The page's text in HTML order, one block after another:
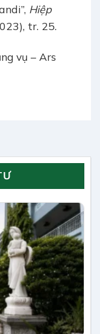
Hiệp
tr. 25.
vụ – Ars